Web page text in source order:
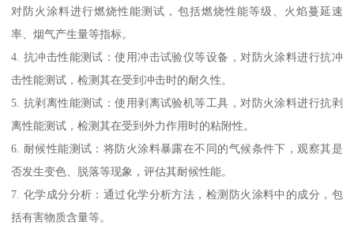
对防火涂料进行燃烧性能测试，包括燃烧性能等级、火焰蔓延速
率、烟气产生量等指标。
4. 抗冲击性能测试：使用冲击试验仪等设备，对防火涂料进行抗冲
击性能测试，检测其在受到冲击时的耐久性。
5. 抗剥离性能测试：使用剥离试验机等工具，对防火涂料进行抗剥
离性能测试，检测其在受到外力作用时的粘附性。
6. 耐候性能测试：将防火涂料暴露在不同的气候条件下，观察其是
否发生变色、脱落等现象，评估其耐候性能。
7. 化学成分分析：通过化学分析方法，检测防火涂料中的成分，包
括有害物质含量等。